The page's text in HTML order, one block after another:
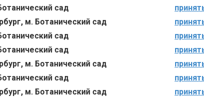
сад
м. Ботанический сад
сад
сад
м. Ботанический сад
сад
м. Ботанический сад